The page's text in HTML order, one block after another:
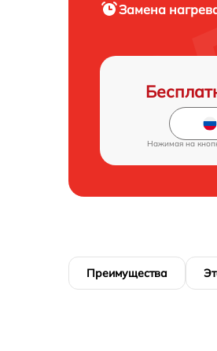
Замена
Нажимая на
Преимущества